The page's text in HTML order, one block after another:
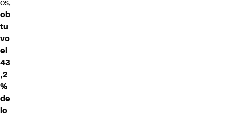
os,
ob
tu
vo
el
43
,2
%
de
lo